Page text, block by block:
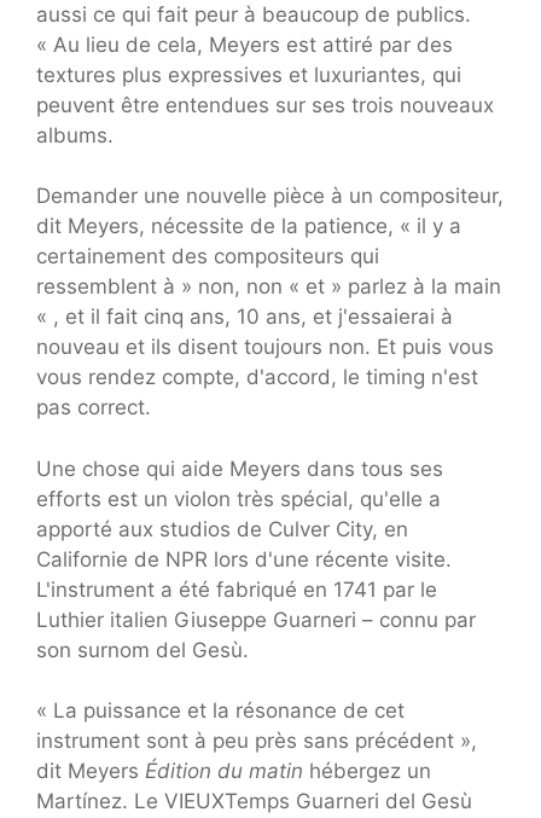
aussi ce qui fait peur à beaucoup de publics.
« Au lieu de cela, Meyers est attiré par des
textures plus expressives et luxuriantes, qui
peuvent être entendues sur ses trois nouveaux
albums.
Demander une nouvelle pièce à un compositeur,
dit Meyers, nécessite de la patience, « il y a
certainement des compositeurs qui
ressemblent à » non, non « et » parlez à la main
« , et il fait cinq ans, 10 ans, et j'essaierai à
nouveau et ils disent toujours non. Et puis vous
vous rendez compte, d'accord, le timing n'est
pas correct.
Une chose qui aide Meyers dans tous ses
efforts est un violon très spécial, qu'elle a
apporté aux studios de Culver City, en
Californie de NPR lors d'une récente visite.
L'instrument a été fabriqué en 1741 par le
Luthier italien Giuseppe Guarneri – connu par
son surnom del Gesù.
« La puissance et la résonance de cet
instrument sont à peu près sans précédent »,
dit Meyers Édition du matin hébergez un
Martínez. Le VIEUXTemps Guarneri del Gesù